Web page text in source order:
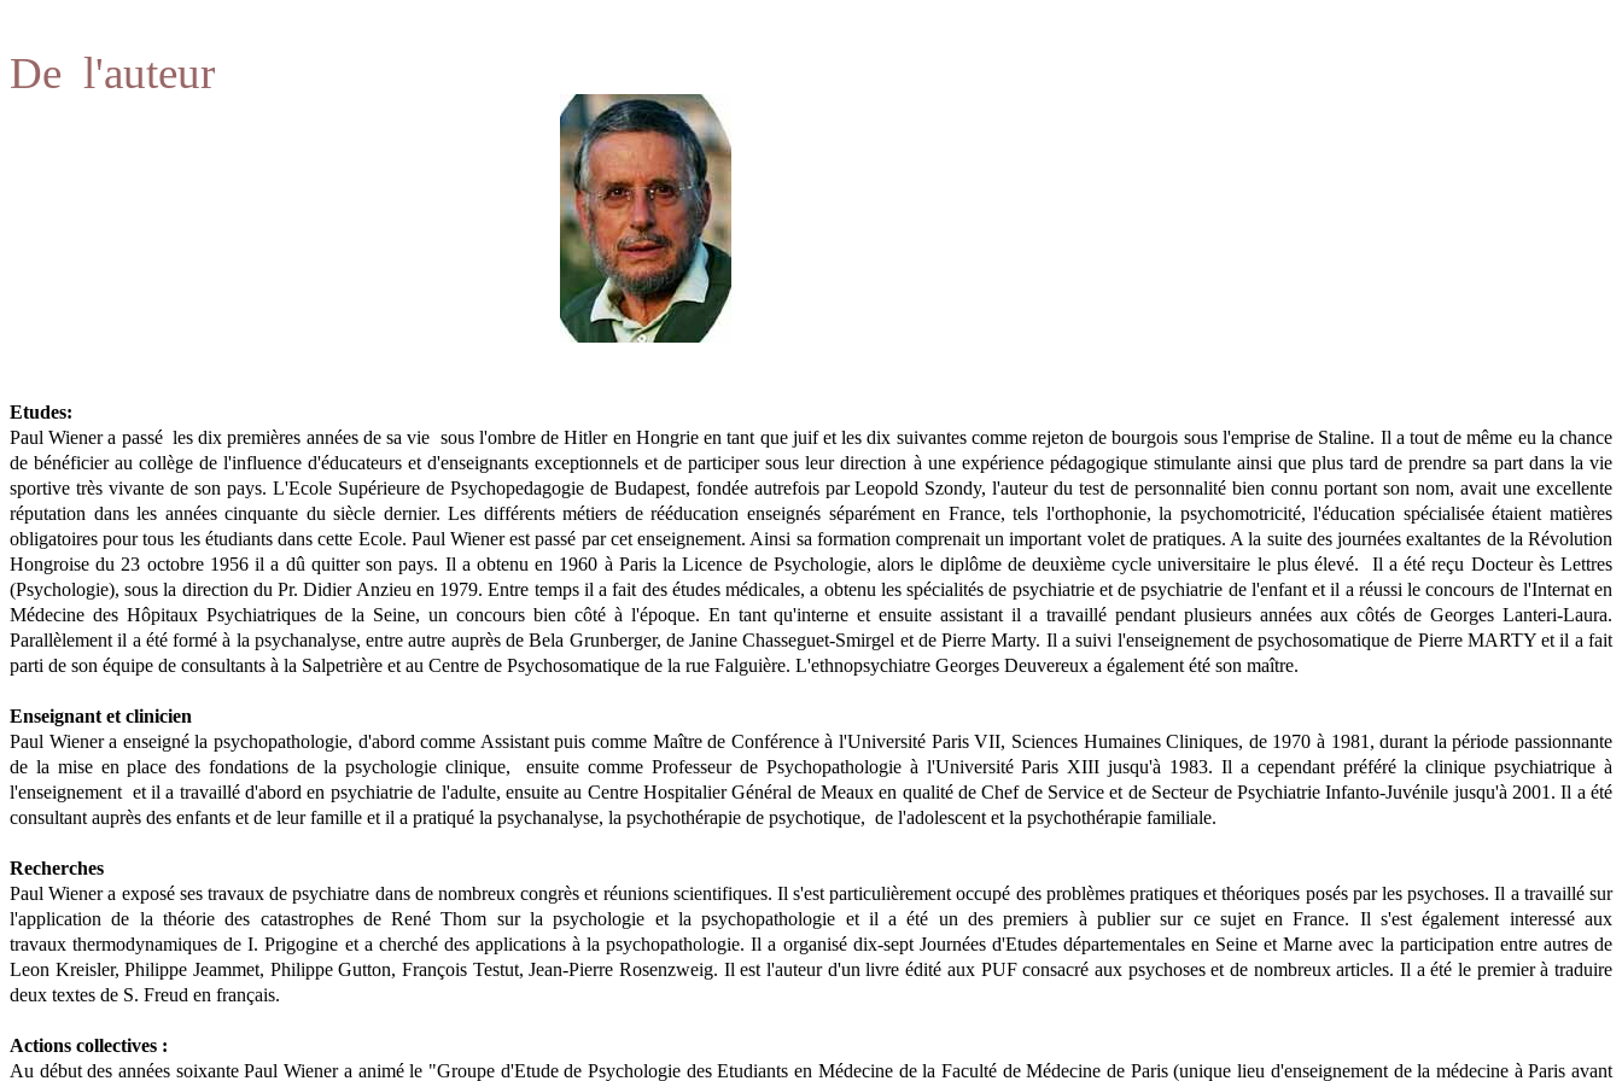
De l'auteur
Etudes:
Paul Wiener a passé les dix premières années de sa vie sous l'ombre de Hitler en Hongrie en tant que juif et les dix suivantes comme rejeton de bourgois sous l'emprise de Staline. Il a tout de même eu la chance
de bénéficier au collège de l'influence d'éducateurs et d'enseignants exceptionnels et de participer sous leur direction à une expérience pédagogique stimulante ainsi que plus tard de prendre sa part dans la vie
sportive très vivante de son pays. L'Ecole Supérieure de Psychopedagogie de Budapest, fondée autrefois par Leopold Szondy, l'auteur du test de personnalité bien connu portant son nom, avait une excellente
réputation dans les années cinquante du siècle dernier. Les différents métiers de rééducation enseignés séparément en France, tels l'orthophonie, la psychomotricité, l'éducation spécialisée étaient matières
obligatoires pour tous les étudiants dans cette Ecole. Paul Wiener est passé par cet enseignement. Ainsi sa formation comprenait un important volet de pratiques. A la suite des journées exaltantes de la Révolution
Hongroise du 23 octobre 1956 il a dû quitter son pays. Il a obtenu en 1960 à Paris la Licence de Psychologie, alors le diplôme de deuxième cycle universitaire le plus élevé. Il a été reçu Docteur ès Lettres
(Psychologie), sous la direction du Pr. Didier Anzieu en 1979. Entre temps il a fait des études médicales, a obtenu les spécialités de psychiatrie et de psychiatrie de l'enfant et il a réussi le concours de l'Internat en
Médecine des Hôpitaux Psychiatriques de la Seine, un concours bien côté à l'époque. En tant qu'interne et ensuite assistant il a travaillé pendant plusieurs années aux côtés de Georges Lanteri-Laura.
Parallèlement il a été formé à la psychanalyse, entre autre auprès de Bela Grunberger, de Janine Chasseguet-Smirgel et de Pierre Marty. Il a suivi l'enseignement de psychosomatique de Pierre MARTY et il a fait
parti de son équipe de consultants à la Salpetrière et au Centre de Psychosomatique de la rue Falguière. L'ethnopsychiatre Georges Deuvereux a également été son maître.
Enseignant et clinicien
Paul Wiener a enseigné la psychopathologie, d'abord comme Assistant puis comme Maître de Conférence à l'Université Paris VII, Sciences Humaines Cliniques, de 1970 à 1981, durant la période passionnante
de la mise en place des fondations de la psychologie clinique, ensuite comme Professeur de Psychopathologie à l'Université Paris XIII jusqu'à 1983. Il a cependant préféré la clinique psychiatrique à
l'enseignement et il a travaillé d'abord en psychiatrie de l'adulte, ensuite au Centre Hospitalier Général de Meaux en qualité de Chef de Service et de Secteur de Psychiatrie Infanto-Juvénile jusqu'à 2001. Il a été
consultant auprès des enfants et de leur famille et il a pratiqué la psychanalyse, la psychothérapie de psychotique, de l'adolescent et la psychothérapie familiale.
Recherches
Paul Wiener a exposé ses travaux de psychiatre dans de nombreux congrès et réunions scientifiques. Il s'est particulièrement occupé des problèmes pratiques et théoriques posés par les psychoses. Il a travaillé sur
l'application de la théorie des catastrophes de René Thom sur la psychologie et la psychopathologie et il a été un des premiers à publier sur ce sujet en France. Il s'est également interessé aux
travaux thermodynamiques de I. Prigogine et a cherché des applications à la psychopathologie. Il a organisé dix-sept Journées d'Etudes départementales en Seine et Marne avec la participation entre autres de
Leon Kreisler, Philippe Jeammet, Philippe Gutton, François Testut, Jean-Pierre Rosenzweig. Il est l'auteur d'un livre édité aux PUF consacré aux psychoses et de nombreux articles. Il a été le premier à traduire
deux textes de S. Freud en français.
Actions collectives :
Au début des années soixante Paul Wiener a animé le "Groupe d'Etude de Psychologie des Etudiants en Médecine de la Faculté de Médecine de Paris (unique lieu d'enseignement de la médecine à Paris avant